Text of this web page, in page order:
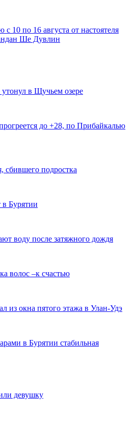
10 по 16 августа от настоятеля
Ше Дувлин
в Щучьем озере
до +28, по Прибайкалью
сбившего подростка
в Бурятии
воду после затяжного дождя
волос –к счастью
из окна пятого этажа в Улан-Удэ
в Бурятии стабильная
девушку